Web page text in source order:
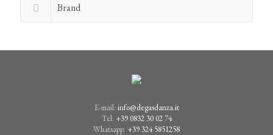
Brand
E-mail: info@degasdanza.it
Tel: +39 0832 30 02 74
Whatsapp: +39 324 5851258